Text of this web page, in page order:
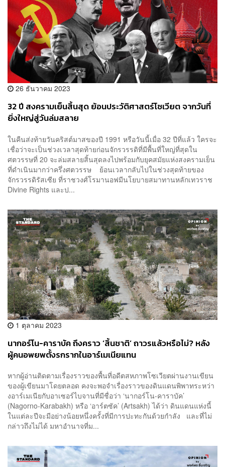
26 ธันวาคม 2023
32 ปี สงครามเย็นสิ้นสุด ย้อนประวัติศาสตร์โซเวียต จากวันที่
ยิ่งใหญ่สู่วันล่มสลาย
ในคืนส่งท้ายวันคริสต์มาสของปี 1991 หรือวันนี้เมื่อ 32 ปีที่แล้ว ใครจะ
เชื่อว่าจะเป็นช่วงเวลาสุดท้ายก่อนจักรวรรดิที่มีพื้นที่ใหญ่ที่สุดใน
ศตวรรษที่ 20 จะล่มสลายสิ้นสุดลงไปพร้อมกับยุคสมัยแห่งสงครามเย็น
ที่ดำเนินมากว่าครึ่งศตวรรษ ย้อนเวลากลับไปในช่วงสุดท้ายของ
จักรวรรดิรัสเซีย ที่ราชวงศ์โรมานอฟมีนโยบายสมาทานหลักเทวราช
Divine Rights และป...
1 ตุลาคม 2023
นากอร์โน-คาราบัค ถึงคราว ‘สิ้นชาติ’ ถาวรแล้วหรือไม่? หลัง
ผู้คนอพยพตั้งรกรากในอาร์เมเนียแทน
หากผู้อ่านติดตามเรื่องราวของพื้นที่อดีตสหภาพโซเวียตผ่านงานเขียน
ของผู้เขียนมาโดยตลอด คงจะพอจำเรื่องราวของดินแดนพิพาทระหว่า
งอาร์เมเนียกับอาเซอร์ไบจานที่มีชื่อว่า ‘นากอร์โน-คาราบัค’
(Nagorno-Karabakh) หรือ ‘อาร์ตซัค’ (Artsakh) ได้ว่า ดินแดนแห่งนี้
ในแต่ละปีจะมีอย่างน้อยหนึ่งครั้งที่มีการปะทะกันด้วยกำลัง และที่ไม่
กล่าวถึงไม่ได้ มหาอำนาจที่ม...